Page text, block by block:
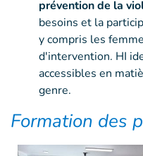
prévention de la
besoins et la
y compris les
d'intervention. HI
accessibles en
genre.
Formation des